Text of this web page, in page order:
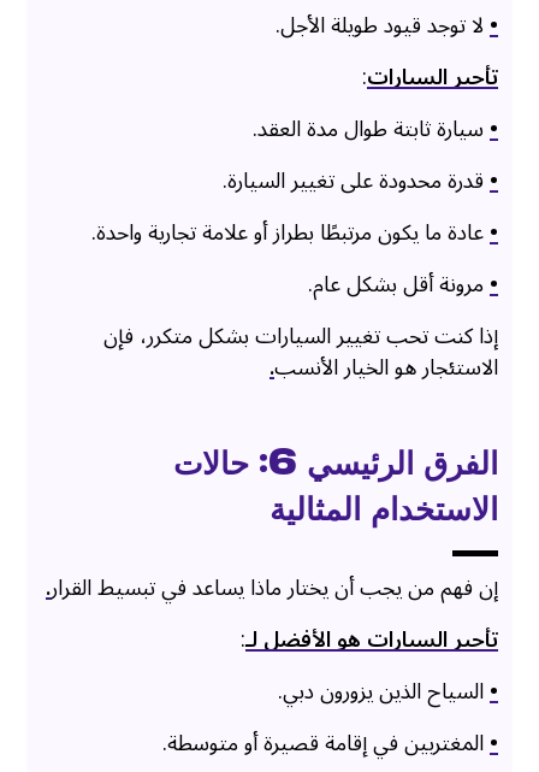
•لا توجد قيود طويلة الأجل.
تأجير السيارات:
•سيارة ثابتة طوال مدة العقد.
•قدرة محدودة على تغيير السيارة.
•عادة ما يكون مرتبطًا بطراز أو علامة تجارية واحدة.
•مرونة أقل بشكل عام.
إذا كنت تحب تغيير السيارات بشكل متكرر، فإن
الاستئجار هو الخيار الأنسب.
الفرق الرئيسي 6: حالات
الاستخدام المثالية
إن فهم من يجب أن يختار ماذا يساعد في تبسيط القرار.
تأجير السيارات هو الأفضل لـ:
•السياح الذين يزورون دبي.
•المغتربين في إقامة قصيرة أو متوسطة.